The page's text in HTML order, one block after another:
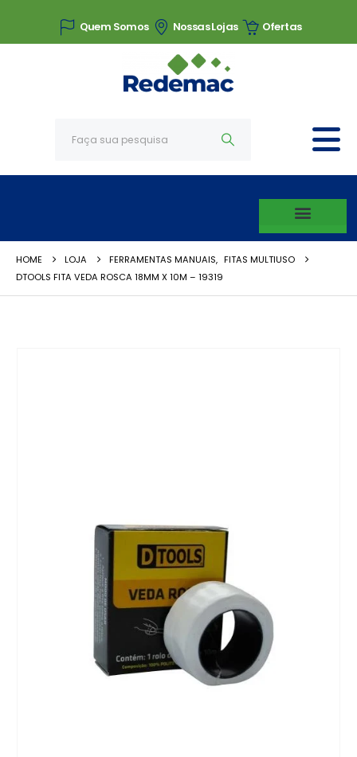
Quem Somos Nossas Lojas Ofertas
HOME LOJA FERRAMENTAS MANUAIS, FITAS MULTIUSO
DTOOLS FITA VEDA ROSCA 18MM X 10M – 19319